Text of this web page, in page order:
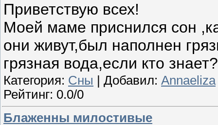
Приветствую всех!
Моей маме приснился сон
они живут,был наполнен
грязная вода,если кто
Категория: Сны | Добавил: Annaeliza
Рейтинг: 0.0/0
Блаженны милостивые